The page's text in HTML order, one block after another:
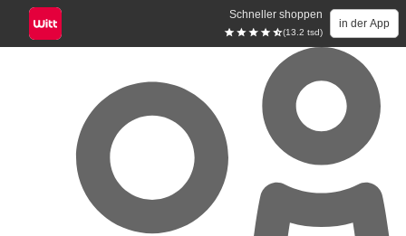
Schneller shoppen
(13.2 tsd)
in der App